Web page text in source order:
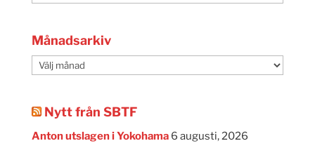
Månadsarkiv
Månadsarkiv
Nytt från SBTF
Anton utslagen i Yokohama 6 augusti, 2026